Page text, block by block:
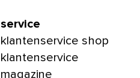
service
klantenservice shop
klantenservice
magazine